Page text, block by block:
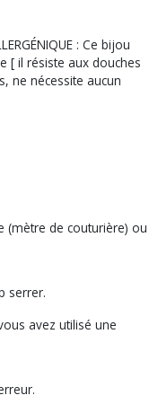
: Ce bijou
[ il résiste aux douches
ne nécessite aucun
(mètre de couturière) ou
serrer.
avez utilisé une